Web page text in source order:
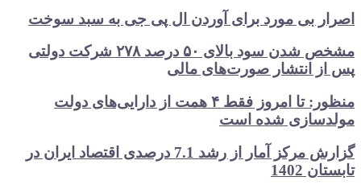
اصرار بی مورد برای آوردن ال پی جی به سبد سوخت
مشخص شدن سود بالای ۵۰ درصد ۲۷۸ شرکت دولتی
پس از انتشار صورت‌های مالی
منظور: تا امروز فقط ۴ همت از دارایی‌های دولت
مولدسازی شده است
گزارش مرکز آمار از رشد 7.1 درصدی اقتصاد ایران در
تابستان 1402